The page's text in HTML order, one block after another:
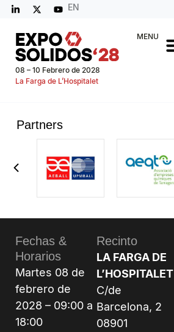
EN
08 – 10 Febrero de 2028
La Farga de L’Hospitalet
MENU
Partners
Fechas &
Horarios
Martes 08 de
febrero de
2028 – 09:00 a
18:00
Recinto
LA FARGA DE
L’HOSPITALET
C/de
Barcelona, 2
08901